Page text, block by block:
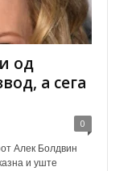
од
а сега
0
Алек Болдвин
и уште